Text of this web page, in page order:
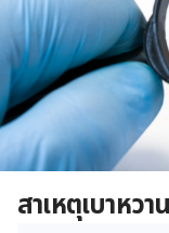
สาเหตุเบาหว